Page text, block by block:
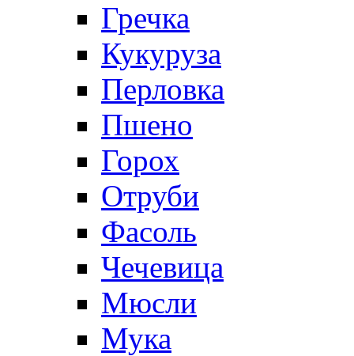
Гречка
Кукуруза
Перловка
Пшено
Горох
Отруби
Фасоль
Чечевица
Мюсли
Мука